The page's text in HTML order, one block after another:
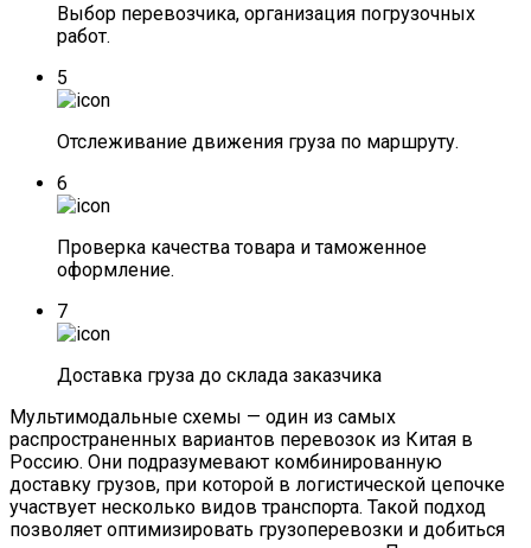
Выбор перевозчика, организация погрузочных
работ.
5
Отслеживание движения груза по маршруту.
6
Проверка качества товара и таможенное
оформление.
7
Доставка груза до склада заказчика
Мультимодальные схемы — один из самых
распространенных вариантов перевозок из Китая в
Россию. Они подразумевают комбинированную
доставку грузов, при которой в логистической цепочке
участвует несколько видов транспорта. Такой подход
позволяет оптимизировать грузоперевозки и добиться